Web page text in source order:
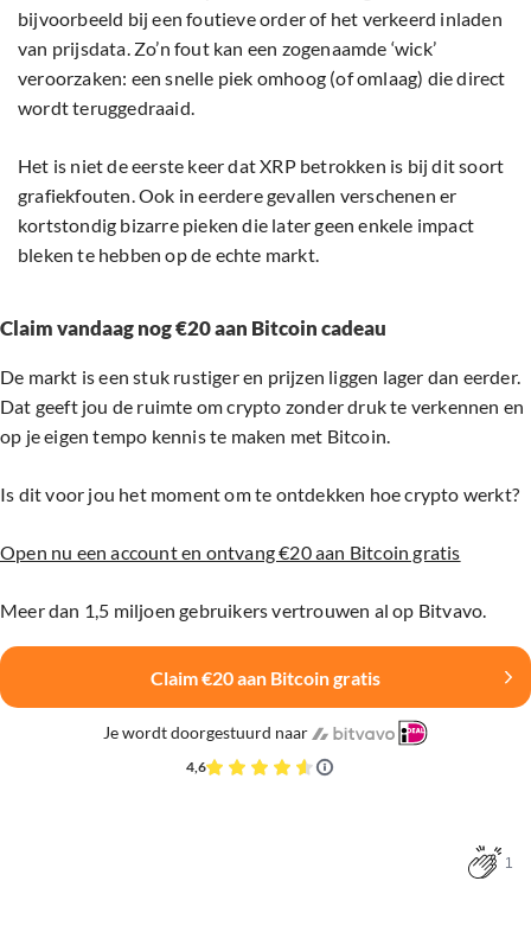
bijvoorbeeld bij een foutieve order of het verkeerd inladen
van prijsdata. Zo’n fout kan een zogenaamde ‘wick’
veroorzaken: een snelle piek omhoog (of omlaag) die direct
wordt teruggedraaid.
Het is niet de eerste keer dat XRP betrokken is bij dit soort
grafiekfouten. Ook in eerdere gevallen verschenen er
kortstondig bizarre pieken die later geen enkele impact
bleken te hebben op de echte markt.
Claim vandaag nog €20 aan Bitcoin cadeau
De markt is een stuk rustiger en prijzen liggen lager dan eerder.
Dat geeft jou de ruimte om crypto zonder druk te verkennen en
op je eigen tempo kennis te maken met Bitcoin.
Is dit voor jou het moment om te ontdekken hoe crypto werkt?
Open nu een account en ontvang €20 aan Bitcoin gratis
Meer dan 1,5 miljoen gebruikers vertrouwen al op Bitvavo.
Claim €20 aan Bitcoin gratis
Je wordt doorgestuurd naar
4,6
1